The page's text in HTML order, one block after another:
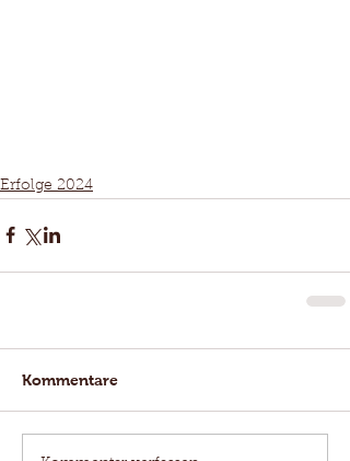
Erfolge 2024
Kommentare